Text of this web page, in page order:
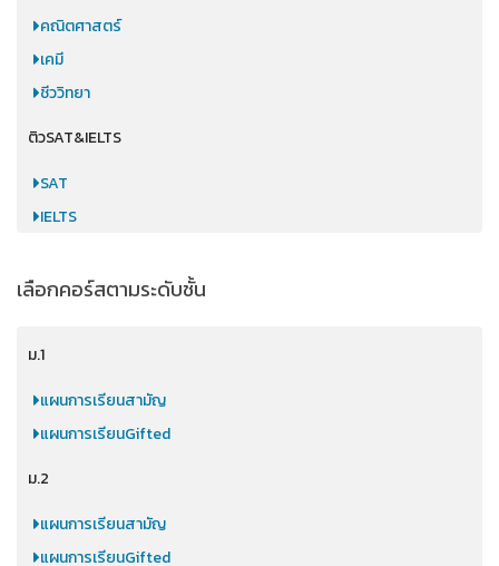
คณิตศาสตร์
เคมี
ชีววิทยา
ติวSAT&IELTS
SAT
IELTS
เลือกคอร์สตามระดับชั้น
ม.1
แผนการเรียนสามัญ
แผนการเรียนGifted
ม.2
แผนการเรียนสามัญ
แผนการเรียนGifted